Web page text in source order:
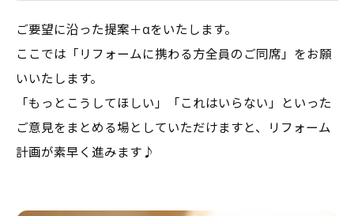
ご要望に沿った提案＋αをいたします。
ここでは「リフォームに携わる方全員のご同席」をお願
いいたします。
「もっとこうしてほしい」「これはいらない」といった
ご意見をまとめる場としていただけますと、リフォーム
計画が素早く進みます♪